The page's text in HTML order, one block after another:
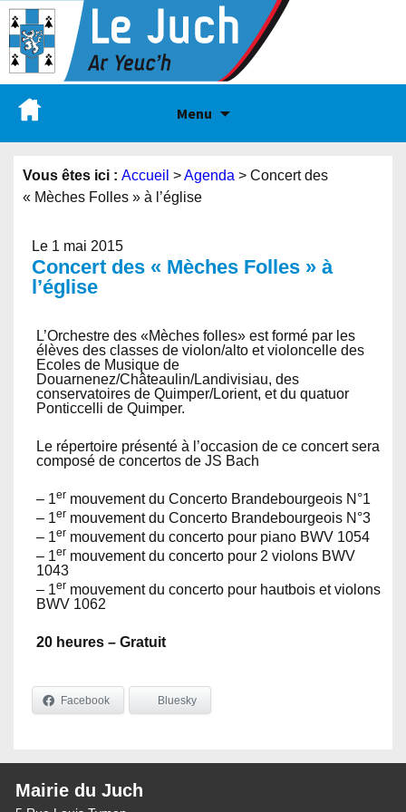
Menu
Vous êtes ici : Accueil >Agenda > Concert des
« Mèches Folles » à l’église
Le 1 mai 2015
Concert des « Mèches Folles » à
l’église
L’Orchestre des «Mèches folles» est formé par les
élèves des classes de violon/alto et violoncelle des
Ecoles de Musique de
Douarnenez/Châteaulin/Landivisiau, des
conservatoires de Quimper/Lorient, et du quatuor
Ponticcelli de Quimper.
Le répertoire présenté à l’occasion de ce concert sera
composé de concertos de JS Bach
– 1er mouvement du Concerto Brandebourgeois N°1
– 1er mouvement du Concerto Brandebourgeois N°3
– 1er mouvement du concerto pour piano BWV 1054
– 1er mouvement du concerto pour 2 violons BWV
1043
– 1er mouvement du concerto pour hautbois et violons
BWV 1062
20 heures – Gratuit
Facebook Bluesky
Mairie du Juch